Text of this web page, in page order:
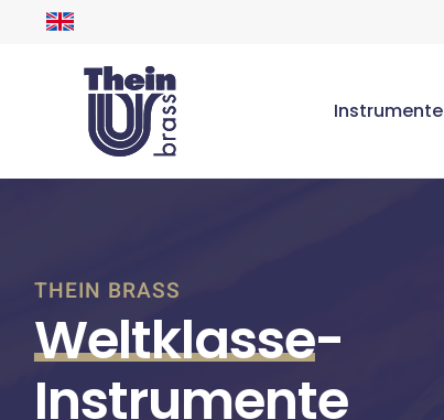
Instrumente
THEIN BRASS
Weltklasse-
Instrumente